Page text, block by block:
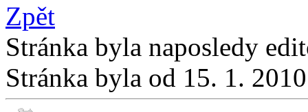
Zpět
Stránka byla naposledy
Stránka byla od 15. 1.